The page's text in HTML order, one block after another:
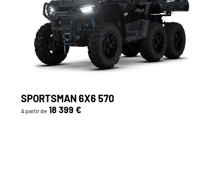
SPORTSMAN 6X6 570
A partir de 18 399 €